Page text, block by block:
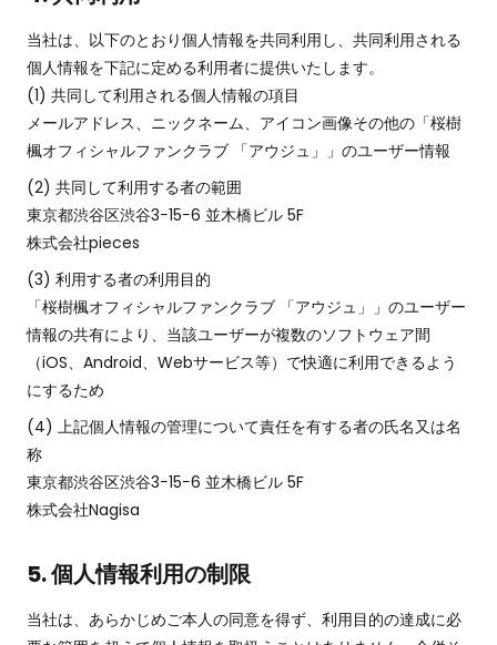
当社は、以下のとおり個人情報を共同利用し、共同利用される
個人情報を下記に定める利用者に提供いたします。
共同して利用される個人情報の項目
メールアドレス、ニックネーム、アイコン画像その他の「桜樹
楓オフィシャルファンクラブ 「アウジュ」」のユーザー情報
共同して利用する者の範囲
東京都渋谷区渋谷3−15−6 並木橋ビル 5F
株式会社pieces
利用する者の利用目的
「桜樹楓オフィシャルファンクラブ 「アウジュ」」のユーザー
情報の共有により、当該ユーザーが複数のソフトウェア間
（iOS、Android、Webサービス等）で快適に利用できるよう
にするため
上記個人情報の管理について責任を有する者の氏名又は名
称
東京都渋谷区渋谷3−15−6 並木橋ビル 5F
株式会社Nagisa
5. 個人情報利用の制限
当社は、あらかじめご本人の同意を得ず、利用目的の達成に必